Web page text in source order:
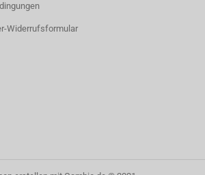
Widerrufsformular